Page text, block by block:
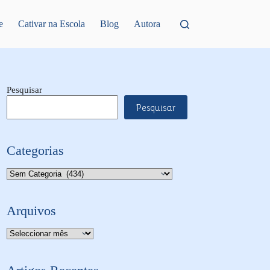
Cativar na Escola Blog Autora
Pesquisar
Pesquisar
Categorias
Categorias
Arquivos
Arquivo